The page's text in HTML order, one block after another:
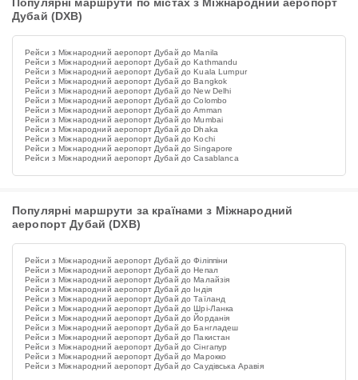
Дубай (DXB)
Рейси з Міжнародний аеропорт Дубай до Manila
Рейси з Міжнародний аеропорт Дубай до Kathmandu
Рейси з Міжнародний аеропорт Дубай до Kuala Lumpur
Рейси з Міжнародний аеропорт Дубай до Bangkok
Рейси з Міжнародний аеропорт Дубай до New Delhi
Рейси з Міжнародний аеропорт Дубай до Colombo
Рейси з Міжнародний аеропорт Дубай до Amman
Рейси з Міжнародний аеропорт Дубай до Mumbai
Рейси з Міжнародний аеропорт Дубай до Dhaka
Рейси з Міжнародний аеропорт Дубай до Kochi
Рейси з Міжнародний аеропорт Дубай до Singapore
Рейси з Міжнародний аеропорт Дубай до Casablanca
Популярні маршрути за країнами з Міжнародний
аеропорт Дубай (DXB)
Рейси з Міжнародний аеропорт Дубай до Філіппіни
Рейси з Міжнародний аеропорт Дубай до Непал
Рейси з Міжнародний аеропорт Дубай до Малайзія
Рейси з Міжнародний аеропорт Дубай до Індія
Рейси з Міжнародний аеропорт Дубай до Таїланд
Рейси з Міжнародний аеропорт Дубай до Шрі-Ланка
Рейси з Міжнародний аеропорт Дубай до Йорданія
Рейси з Міжнародний аеропорт Дубай до Бангладеш
Рейси з Міжнародний аеропорт Дубай до Пакистан
Рейси з Міжнародний аеропорт Дубай до Сінгапур
Рейси з Міжнародний аеропорт Дубай до Марокко
Рейси з Міжнародний аеропорт Дубай до Саудівська Аравія